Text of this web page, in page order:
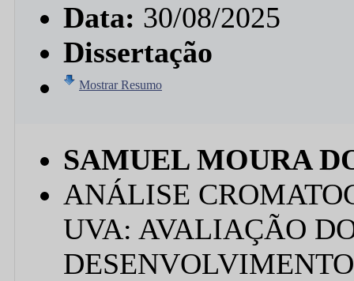
Data: 30/08/2025
Dissertação
Mostrar Resumo
SAMUEL MOURA
ANÁLISE
UVA: AVALIAÇÃO